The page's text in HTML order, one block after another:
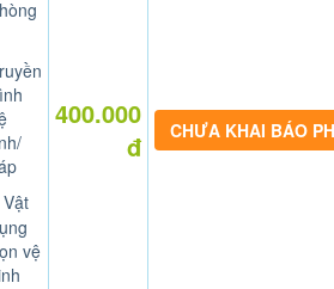
Vật
vệ
400.000
đ
CHƯA KHAI BÁO